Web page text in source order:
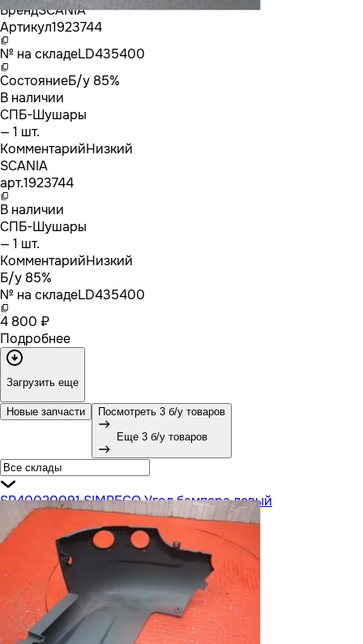
БрендSCANIA
Артикул1923744
№ на складеLD435400
СостояниеБ/у 85%
В наличии
СПБ-Шушары
— 1 шт.
КомментарийНизкий
SCANIA
арт.1923744
В наличии
СПБ-Шушары
— 1 шт.
КомментарийНизкий
Б/у 85%
№ на складеLD435400
4 800 ₽
Подробнее
Загрузить еще
Новые запчасти Посмотреть 3 б/у товаров
Еще 3 б/у товаров
SP40020091 SIMPECO Угол бампера левый